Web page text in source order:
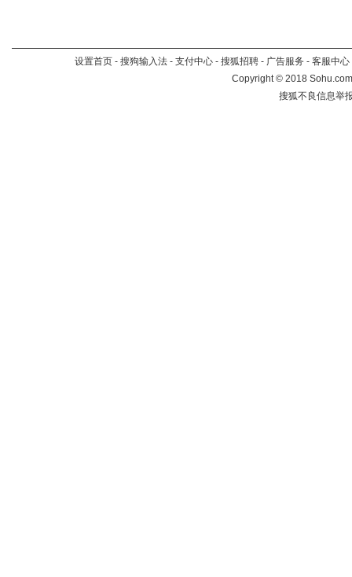
设置首页 - 搜狗输入法 - 支付中心 - 搜狐招聘 - 广告服务 - 客服中心
Copyright©2018
搜狐不良信息举